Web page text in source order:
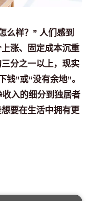
么样？” 人们感到
涨、固定成本沉重
分之一以上，现实
”或“没有余地”。
入的细分到独居者
要在生活中拥有更